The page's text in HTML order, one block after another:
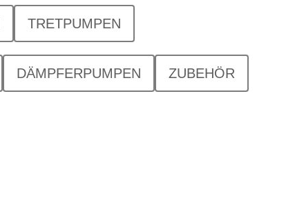
TRETPUMPEN
DÄMPFERPUMPEN ZUBEHÖR